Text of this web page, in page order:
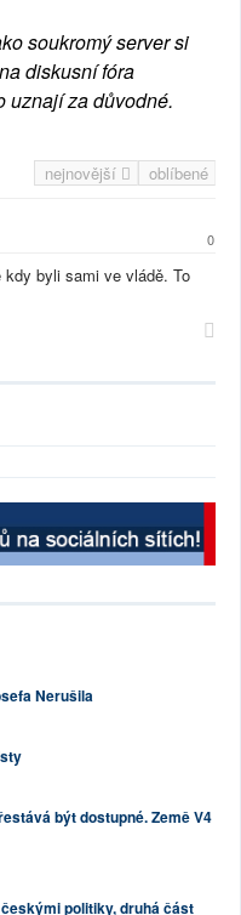
soukromý server si
diskusní fóra
uznají za důvodné.
nejnovější oblíbené
0
byli sami ve vládě. To
Nerušila
být dostupné. Země V4
politiky, druhá část